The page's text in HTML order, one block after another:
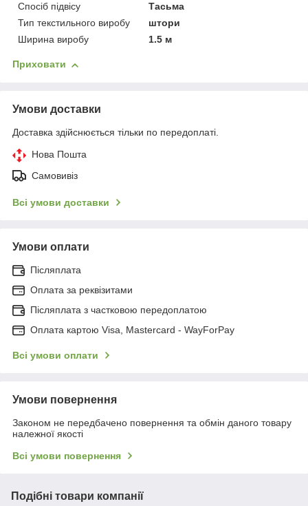
Спосіб підвісу
Тасьма
Тип текстильного виробу
штори
Ширина виробу
1.5 м
Приховати
Умови доставки
Доставка здійснюється тільки по передоплаті.
Нова Пошта
Самовивіз
Всі умови доставки
Умови оплати
Післяплата
Оплата за реквізитами
Післяплата з частковою передоплатою
Оплата картою Visa, Mastercard - WayForPay
Всі умови оплати
Умови повернення
Законом не передбачено повернення та обмін даного товару
належної якості
Всі умови повернення
Подібні товари компанії